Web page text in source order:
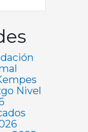
Nivel